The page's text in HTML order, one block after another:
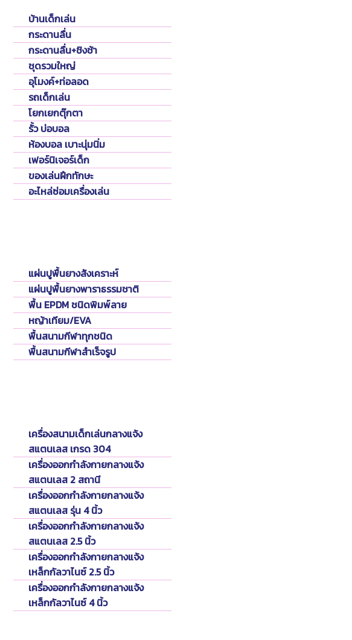
บ้านเด็กเล่น
กระดานลื่น
กระดานลื่น+ชิงช้า
ชุดรวมใหญ่
อุโมงค์+ท่อลอด
รถเด็กเล่น
โยกเยกตุ๊กตา
รั้ว บ่อบอล
ห้องบอล เบาะนุ่มนิ่ม
เฟอร์นิเจอร์เด็ก
ของเล่นฝึกทักษะ
อะไหล่ซ่อมเครื่องเล่น
แผ่นปูพื้นยางสังเคราะห์
แผ่นปูพื้นยางพาราธรรมชาติ
พื้น EPDM ชนิดพิมพ์ลาย
หญ้าเทียม/EVA
พื้นสนามกีฬาทุกชนิด
พื้นสนามกีฬาสำเร็จรูป
เครื่องสนามเด็กเล่นกลางแจ้ง
สแตนเลส เกรด 304
เครื่องออกกำลังกายกลางแจ้ง
สแตนเลส 2 สถานี
เครื่องออกกำลังกายกลางแจ้ง
สแตนเลส รุ่น 4 นิ้ว
เครื่องออกกำลังกายกลางแจ้ง
สแตนเลส 2.5 นิ้ว
เครื่องออกกำลังกายกลางแจ้ง
เหล็กกัลวาไนซ์ 2.5 นิ้ว
เครื่องออกกำลังกายกลางแจ้ง
เหล็กกัลวาไนซ์ 4 นิ้ว